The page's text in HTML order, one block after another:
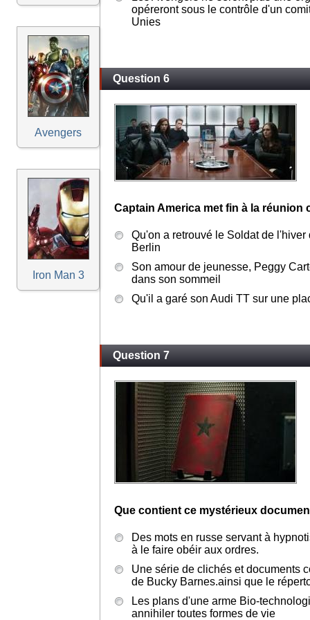
Avengers
Iron Man 3
opéreront sous le contrôle d'un
Unies
Question 6
Captain America met fin à la
Qu'on a retrouvé le Soldat de
Berlin
Son amour de jeunesse, Peggy
dans son sommeil
Qu'il a garé son Audi TT sur une
Question 7
Que contient ce mystérieux
Des mots en russe servant à
à le faire obéir aux ordres.
Une série de clichés et documents
de Bucky Barnes.ainsi que le
Les plans d'une arme Bio-
annihiler toutes formes de vie